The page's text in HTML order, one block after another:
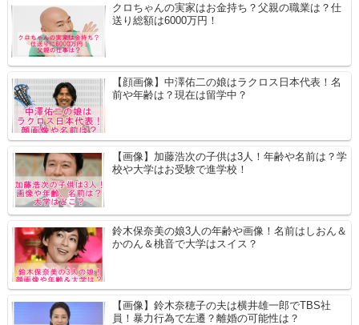
クロちゃんの実家はお金持ち？父親の職業は？仕
送り総額は6000万円！
【顔画像】中澤佑二の娘はラクロス日本代表！名
前や年齢は？現在は留学中？
【画像】加藤浩次の子供は3人！年齢や名前は？学
校や大学はお受験で進学校！
鈴木保奈美の娘3人の年齢や画像！名前はしおん＆
かのん＆桃音で大学はスイス？
【画像】鈴木奈穂子の夫は横井雄一郎でTBS社
員！暴力行為で左遷？離婚の可能性は？